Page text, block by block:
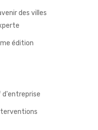
des villes
édition
d'entreprise